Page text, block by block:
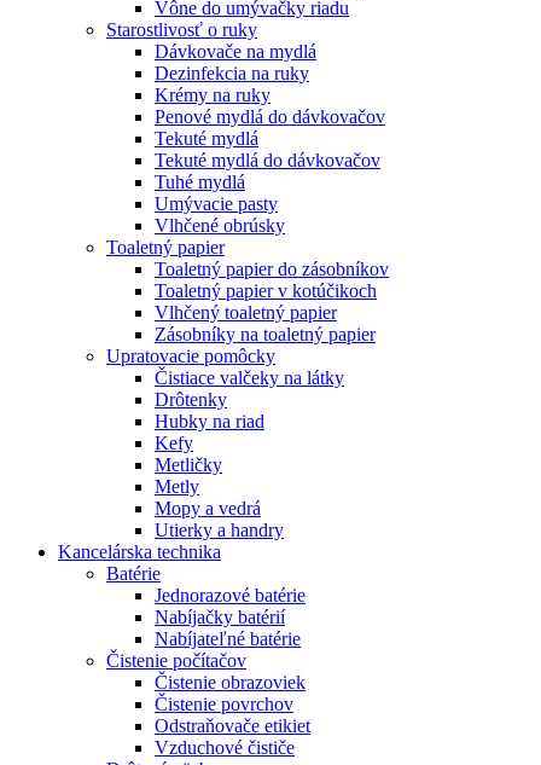
Vône do umývačky riadu
Starostlivosť o ruky
Dávkovače na mydlá
Dezinfekcia na ruky
Krémy na ruky
Penové mydlá do dávkovačov
Tekuté mydlá
Tekuté mydlá do dávkovačov
Tuhé mydlá
Umývacie pasty
Vlhčené obrúsky
Toaletný papier
Toaletný papier do zásobníkov
Toaletný papier v kotúčikoch
Vlhčený toaletný papier
Zásobníky na toaletný papier
Upratovacie pomôcky
Čistiace valčeky na látky
Drôtenky
Hubky na riad
Kefy
Metličky
Metly
Mopy a vedrá
Utierky a handry
Kancelárska technika
Batérie
Jednorazové batérie
Nabíjačky batérií
Nabíjateľné batérie
Čistenie počítačov
Čistenie obrazoviek
Čistenie povrchov
Odstraňovače etikiet
Vzduchové čističe